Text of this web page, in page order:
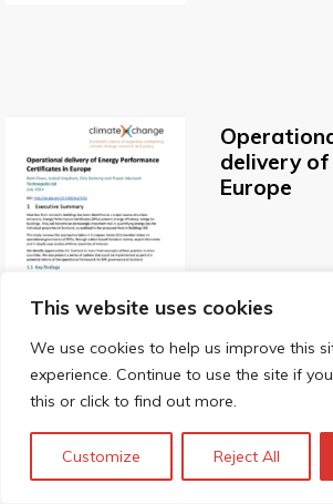
This website uses cookies
We use cookies to help us improve this
experience. Continue to use the site if
this or click to find out more.
Customize Reject All
delivery of
Europe